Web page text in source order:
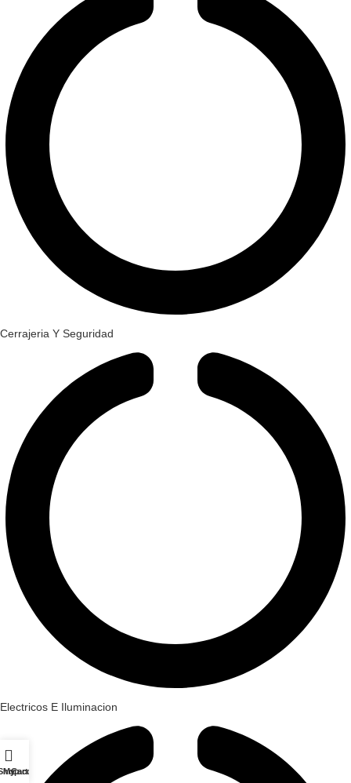
Cerrajeria Y Seguridad
Electricos E Iluminacion
Cart
My account